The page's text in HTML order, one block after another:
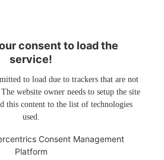
consent to load the
service!
to load due to trackers that are not
website owner needs to setup the site
this content to the list of technologies
used.
Consent Management
Platform